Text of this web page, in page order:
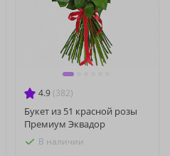
4.9 (382)
Букет из 51 красной розы
Премиум Эквадор
В наличии